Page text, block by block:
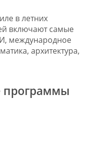
в летних
включают самые
международное
архитектура,